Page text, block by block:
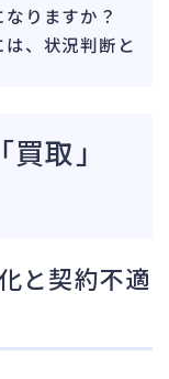
りますか？
、状況判断と
取」
と契約不適